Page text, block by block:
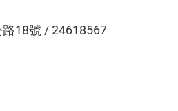
18號 / 24618567